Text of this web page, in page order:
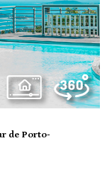
de Porto-